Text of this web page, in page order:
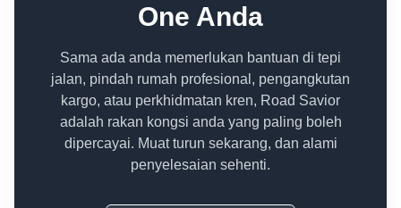
One Anda
Sama ada anda memerlukan bantuan di tepi
jalan, pindah rumah profesional, pengangkutan
kargo, atau perkhidmatan kren, Road Savior
adalah rakan kongsi anda yang paling boleh
dipercayai. Muat turun sekarang, dan alami
penyelesaian sehenti.